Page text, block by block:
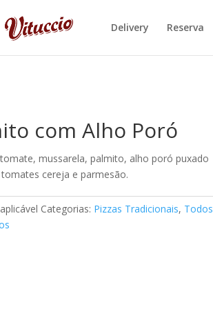
Delivery Reserva
com Alho Poró
mussarela, palmito, alho poró puxado
cereja e parmesão.
Categorias: Pizzas Tradicionais, Todos